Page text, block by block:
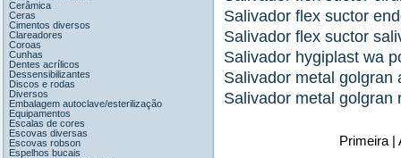
Cerâmica
Ceras
Cimentos diversos
Clareadores
Coroas
Cunhas
Dentes acrílicos
Dessensibilizantes
Discos e rodas
Diversos
Embalagem autoclave/esterilização
Equipamentos
Escalas de cores
Escovas diversas
Escovas robson
Espelhos bucais
Salivador flex suctor
Salivador flex suctor
Salivador hygiplast wa
Salivador metal golgran
Salivador metal golgran
Primeira